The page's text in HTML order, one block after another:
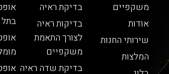
משקפיים
אודות
שירותי החנות
המלצות
בדיקת ראיה
בדיקות ראיה
לצורך התאמת
משקפיים
בדיקת שדה ראיה